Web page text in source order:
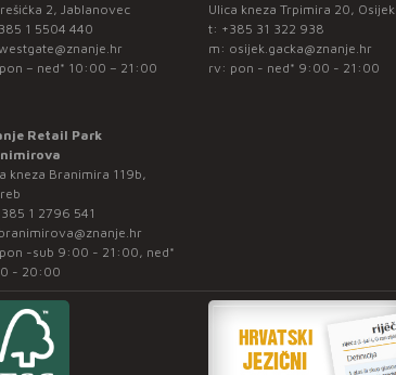
2, Jablanovec
1 5504 440
– ned* 10:00 – 21:00
Ulica kneza Trpimira 20, Osijek
t: +385 31 322 938
m: osijek.gacka@znanje.hr
rv: pon - ned* 9:00 - 21:00
Retail Park
kneza Branimira 119b,
385 1 2796 541
branimirova@znanje.hr
-sub 9:00 - 21:00, ned*
- 20:00